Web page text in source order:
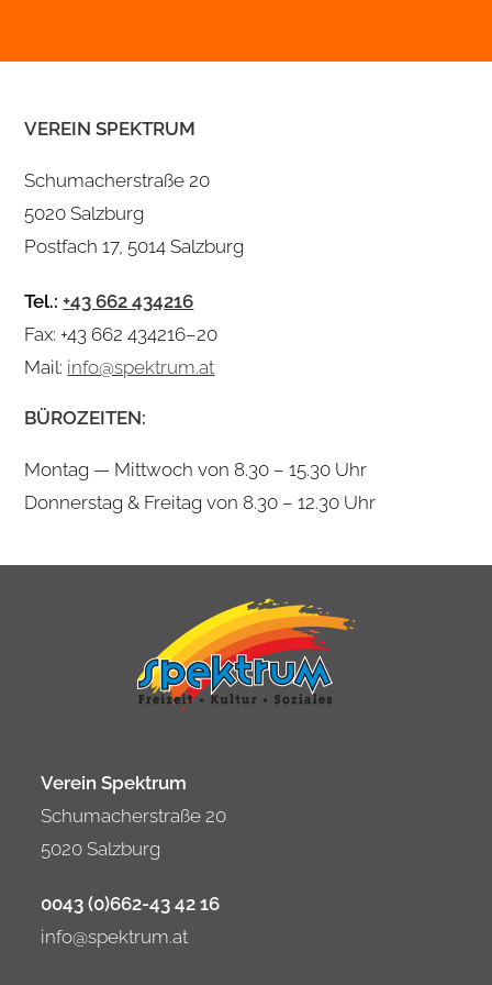
VER­EIN SPEK­TRUM
Schu­ma­cher­straße 20
5020 Salz­burg
Post­fach 17, 5014 Salz­burg
Tel.:+43 662 434216
Fax: +43 662 434216–20
Mail: info@spektrum.at
BÜRO­ZEI­TEN:
Mon­tag — Mitt­woch von 8.30 – 15.30 Uhr
Don­ners­tag & Frei­tag von 8.30 – 12.30 Uhr
Verein Spektrum
Schumacherstraße 20
5020 Salzburg
0043 (0)662-43 42 16
info@spektrum.at